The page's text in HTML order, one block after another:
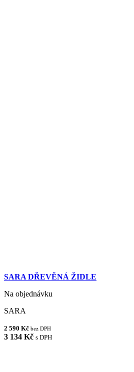
SARA DŘEVĚNÁ ŽIDLE
Na objednávku
SARA
2 590 Kč bez DPH
3 134 Kč s DPH